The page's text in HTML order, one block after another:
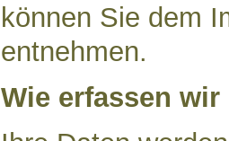
können Sie dem
entnehmen.
Wie erfassen wir